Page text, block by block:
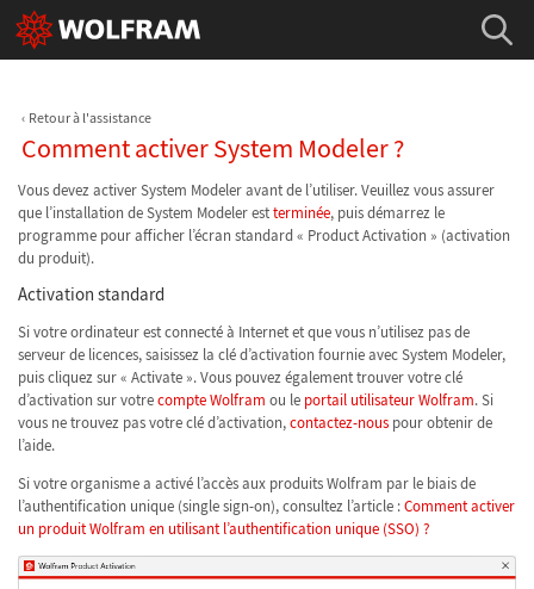
Retour à l'assistance
Comment activer System Modeler ?
Vous devez activer System Modeler avant de l’utiliser. Veuillez vous assurer
que l’installation de System Modeler estterminée, puis démarrez le
programme pour afficher l’écran standard « Product Activation » (activation
du produit).
Activation standard
Si votre ordinateur est connecté à Internet et que vous n’utilisez pas de
serveur de licences, saisissez la clé d’activation fournie avec System Modeler,
puis cliquez sur « Activate ». Vous pouvez également trouver votre clé
d’activation sur votrecompte Wolfram ou le portail utilisateur Wolfram. Si
vous ne trouvez pas votre clé d’activation,contactez-nous pour obtenir de
l’aide.
Si votre organisme a activé l’accès aux produits Wolfram par le biais de
l’authentification unique (single sign-on), consultez l’article :Comment activer
un produit Wolfram en utilisant l’authentification unique (SSO) ?